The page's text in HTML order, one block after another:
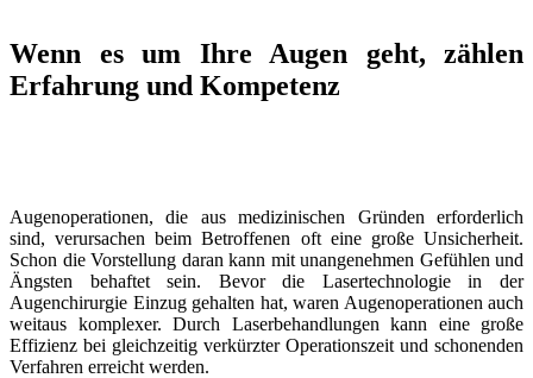
Wenn es um Ihre Augen geht, zählen
Erfahrung und Kompetenz
Augenoperationen, die aus medizinischen Gründen erforderlich
sind, verursachen beim Betroffenen oft eine große Unsicherheit.
Schon die Vorstellung daran kann mit unangenehmen Gefühlen und
Ängsten behaftet sein. Bevor die Lasertechnologie in der
Augenchirurgie Einzug gehalten hat, waren Augenoperationen auch
weitaus komplexer. Durch Laserbehandlungen kann eine große
Effizienz bei gleichzeitig verkürzter Operationszeit und schonenden
Verfahren erreicht werden.